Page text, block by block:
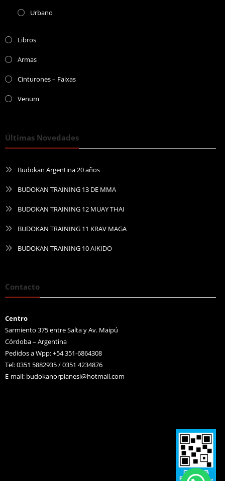
Urbano
Libros
Armas
Cinturones – Faixas
Venum
Últimas Novedades
Budokan Argentina 20 años
BUDOKAN TRAINING 13 DE MMA
BUDOKAN TRAINING 12 MUAY THAI
BUDOKAN TRAINING 11 KRAV MAGA
BUDOKAN TRAINING 10 AIKIDO
Contacto
Centro
Sarmiento 375 entre Salta y Av. Maipú
Córdoba – Argentina
Pedidos a Wpp: +54 351-6864308
Tel: 0351 5882935 / 0351 4234876
E-mail: budokanorpianesi@hotmail.com